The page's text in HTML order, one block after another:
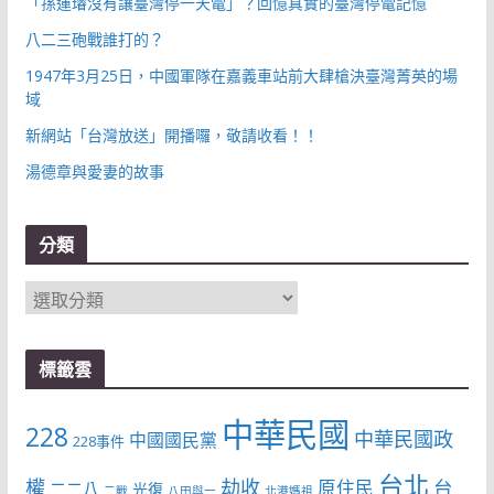
八二三砲戰誰打的？
1947年3月25日，中國軍隊在嘉義車站前大肆槍決臺灣菁英的場
域
新網站「台灣放送」開播囉，敬請收看！！
湯德章與愛妻的故事
分類
分
標籤雲
228 228事件 中國國民黨 中華民國 中華民國政
權 二二八 光復 劫收 原住民 台北 台